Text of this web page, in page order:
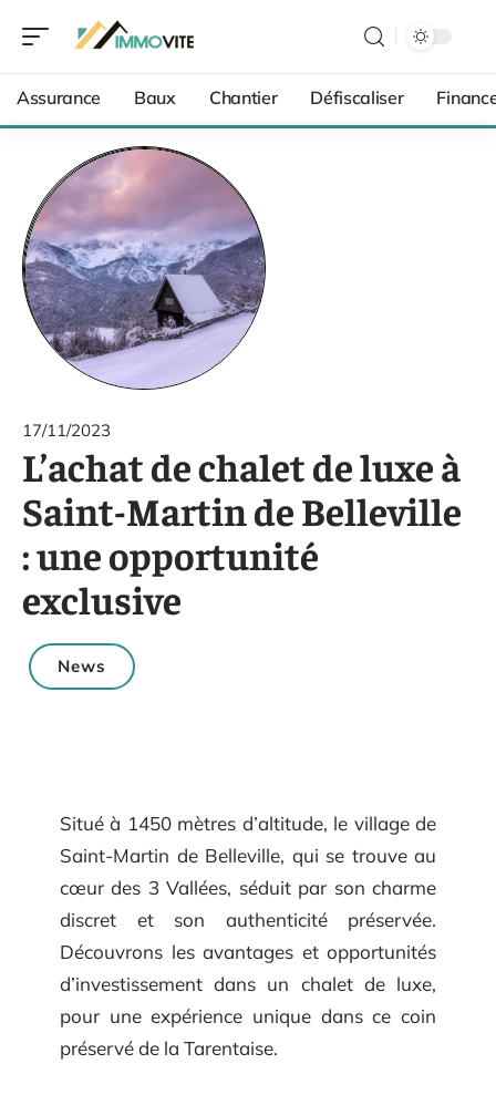
Assurance Baux Chantier Défiscaliser
17/11/2023
L’achat de chalet de luxe à
Saint-Martin de Belleville
: une opportunité
exclusive
News
Situé à 1450 mètres d’altitude, le village de
Saint-Martin de Belleville, qui se trouve au
cœur des 3 Vallées, séduit par son charme
discret et son authenticité préservée.
Découvrons les avantages et opportunités
d’investissement dans un chalet de luxe,
pour une expérience unique dans ce coin
préservé de la Tarentaise.